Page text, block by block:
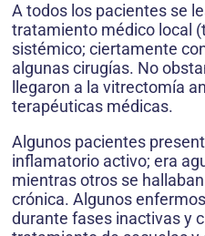
A todos los pacientes se
tratamiento médico local
sistémico; ciertamente
algunas cirugías. No
llegaron a la vitrectomía
terapéuticas médicas.
Algunos pacientes
inflamatorio activo; era
mientras otros se
crónica. Algunos
durante fases inactivas y